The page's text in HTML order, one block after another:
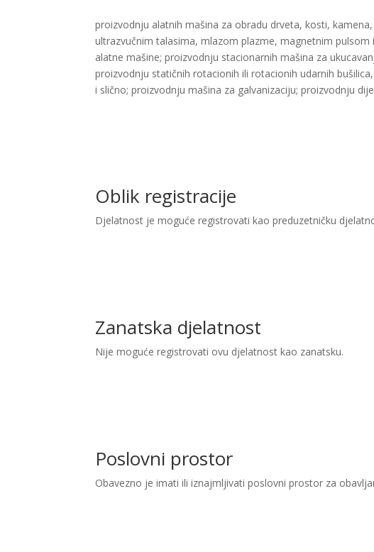
proizvodnju alatnih mašina za obradu drveta, kosti,
ultrazvučnim talasima, mlazom plazme, magnetnim
alatne mašine; proizvodnju stacionarnih mašina za
proizvodnju statičnih rotacionih ili rotacionih udarnih
i slično; proizvodnju mašina za galvanizaciju; proizvodnju
Oblik registracije
Djelatnost je moguće registrovati kao preduzetničku
Zanatska djelatnost
Nije moguće registrovati ovu djelatnost kao zanatsku.
Poslovni prostor
Obavezno je imati ili iznajmljivati poslovni prostor za